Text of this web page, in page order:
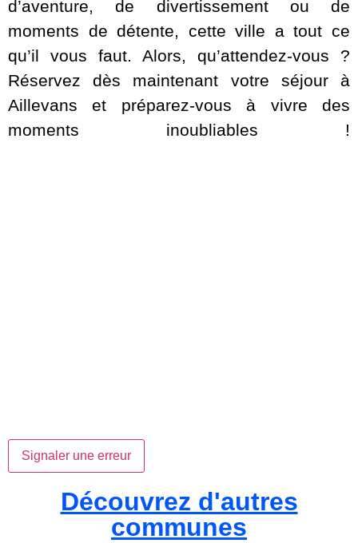
d’aventure, de divertissement ou de
moments de détente, cette ville a tout ce
qu’il vous faut. Alors, qu’attendez-vous ?
Réservez dès maintenant votre séjour à
Aillevans et préparez-vous à vivre des
moments inoubliables !
Signaler une erreur
Découvrez d'autres
communes